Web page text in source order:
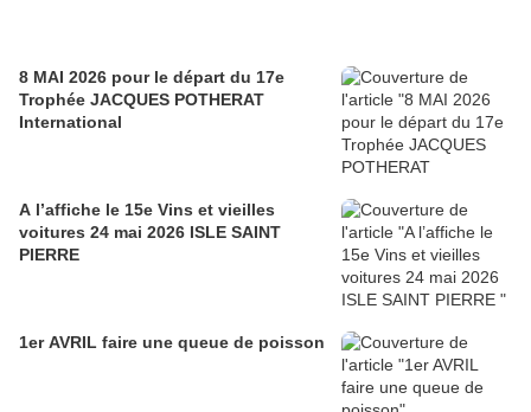
8 MAI 2026 pour le départ du 17e
Trophée JACQUES POTHERAT
International
A l’affiche le 15e Vins et vieilles
voitures 24 mai 2026 ISLE SAINT
PIERRE
1er AVRIL faire une queue de poisson